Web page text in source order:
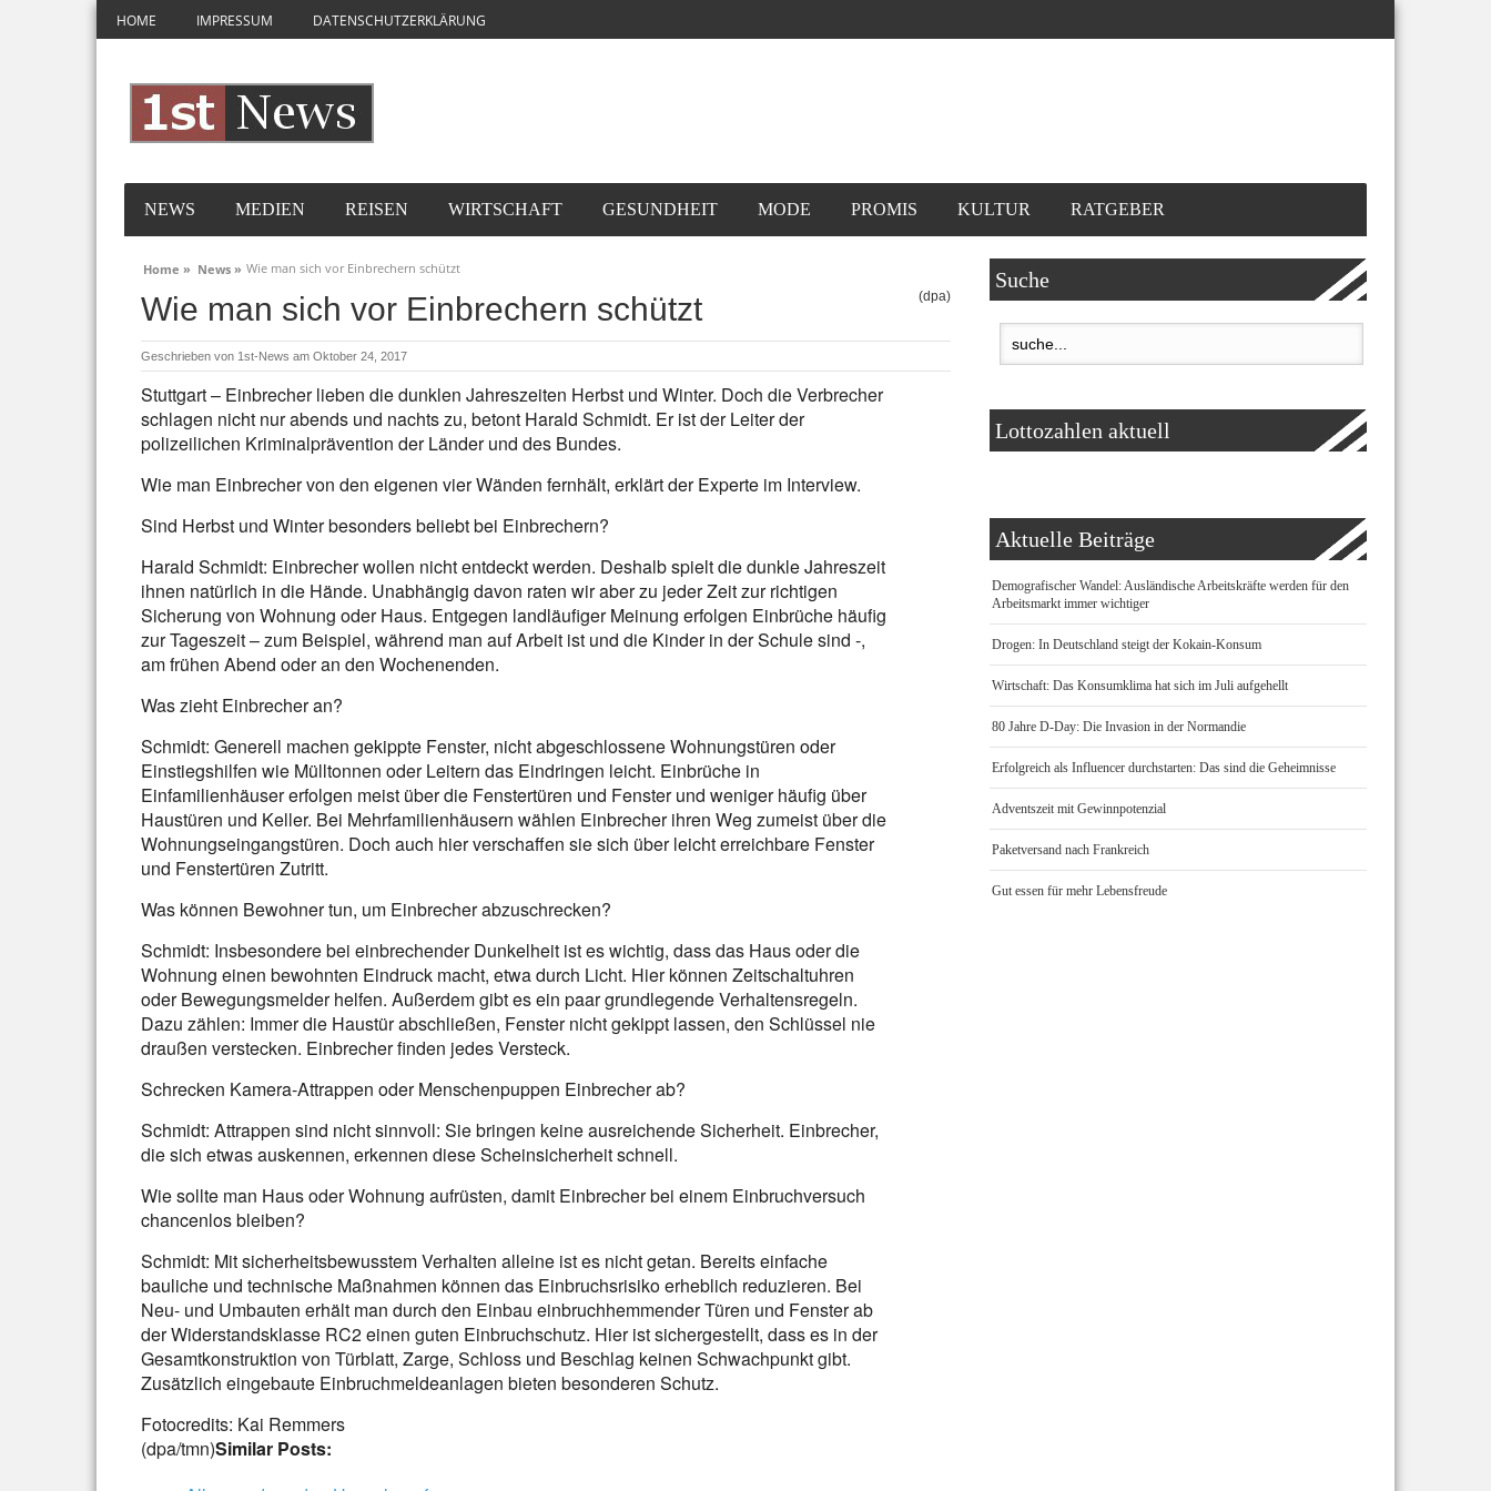
HOME IMPRESSUM DATENSCHUTZERKLÄRUNG
NEWS MEDIEN REISEN WIRTSCHAFT GESUNDHEIT MODE PROMIS KULTUR RATGEBER
Home » News » Wie man sich vor Einbrechern schützt
Wie man sich vor Einbrechern schützt (dpa)
Geschrieben von 1st-News am Oktober 24, 2017
Stuttgart – Einbrecher lieben die dunklen Jahreszeiten Herbst und Winter. Doch die Verbrecher
schlagen nicht nur abends und nachts zu, betont Harald Schmidt. Er ist der Leiter der
polizeilichen Kriminalprävention der Länder und des Bundes.
Wie man Einbrecher von den eigenen vier Wänden fernhält, erklärt der Experte im Interview.
Sind Herbst und Winter besonders beliebt bei Einbrechern?
Harald Schmidt: Einbrecher wollen nicht entdeckt werden. Deshalb spielt die dunkle Jahreszeit
ihnen natürlich in die Hände. Unabhängig davon raten wir aber zu jeder Zeit zur richtigen
Sicherung von Wohnung oder Haus. Entgegen landläufiger Meinung erfolgen Einbrüche häufig
zur Tageszeit – zum Beispiel, während man auf Arbeit ist und die Kinder in der Schule sind -,
am frühen Abend oder an den Wochenenden.
Was zieht Einbrecher an?
Schmidt: Generell machen gekippte Fenster, nicht abgeschlossene Wohnungstüren oder
Einstiegshilfen wie Mülltonnen oder Leitern das Eindringen leicht. Einbrüche in
Einfamilienhäuser erfolgen meist über die Fenstertüren und Fenster und weniger häufig über
Haustüren und Keller. Bei Mehrfamilienhäusern wählen Einbrecher ihren Weg zumeist über die
Wohnungseingangstüren. Doch auch hier verschaffen sie sich über leicht erreichbare Fenster
und Fenstertüren Zutritt.
Was können Bewohner tun, um Einbrecher abzuschrecken?
Schmidt: Insbesondere bei einbrechender Dunkelheit ist es wichtig, dass das Haus oder die
Wohnung einen bewohnten Eindruck macht, etwa durch Licht. Hier können Zeitschaltuhren
oder Bewegungsmelder helfen. Außerdem gibt es ein paar grundlegende Verhaltensregeln.
Dazu zählen: Immer die Haustür abschließen, Fenster nicht gekippt lassen, den Schlüssel nie
draußen verstecken. Einbrecher finden jedes Versteck.
Schrecken Kamera-Attrappen oder Menschenpuppen Einbrecher ab?
Schmidt: Attrappen sind nicht sinnvoll: Sie bringen keine ausreichende Sicherheit. Einbrecher,
die sich etwas auskennen, erkennen diese Scheinsicherheit schnell.
Wie sollte man Haus oder Wohnung aufrüsten, damit Einbrecher bei einem Einbruchversuch
chancenlos bleiben?
Schmidt: Mit sicherheitsbewusstem Verhalten alleine ist es nicht getan. Bereits einfache
bauliche und technische Maßnahmen können das Einbruchsrisiko erheblich reduzieren. Bei
Neu- und Umbauten erhält man durch den Einbau einbruchhemmender Türen und Fenster ab
der Widerstandsklasse RC2 einen guten Einbruchschutz. Hier ist sichergestellt, dass es in der
Gesamtkonstruktion von Türblatt, Zarge, Schloss und Beschlag keinen Schwachpunkt gibt.
Zusätzlich eingebaute Einbruchmeldeanlagen bieten besonderen Schutz.
Fotocredits: Kai Remmers
(dpa/tmn)Similar Posts:
Suche
Lottozahlen aktuell
Aktuelle Beiträge
Demografischer Wandel: Ausländische Arbeitskräfte werden für den
Arbeitsmarkt immer wichtiger
Drogen: In Deutschland steigt der Kokain-Konsum
Wirtschaft: Das Konsumklima hat sich im Juli aufgehellt
80 Jahre D-Day: Die Invasion in der Normandie
Erfolgreich als Influencer durchstarten: Das sind die Geheimnisse
Adventszeit mit Gewinnpotenzial
Paketversand nach Frankreich
Gut essen für mehr Lebensfreude